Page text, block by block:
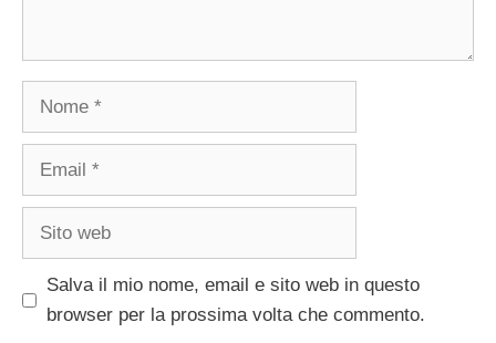
Nome
Email
Sito
Salva il mio nome, email e sito web in questo
browser per la prossima volta che commento.